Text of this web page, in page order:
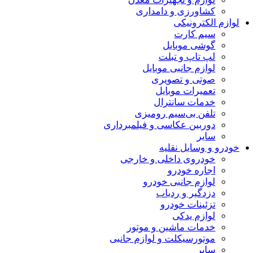
کشاورزی و دامداری
لوازم الکترونیکی
سیم کارت
گوشی موبایل
لپ تاپ و تبلت
لوازم جانبی موبایل
صوتی و تصویری
تعمیرات موبایل
خدمات سانترال
تلفن بی‌سیم رومیزی
دوربین عکاسی و فیلمبرداری
سایر
خودرو و وسایل نقلیه
خودروی داخلی و خارجی
اجاره خودرو
لوازم جانبی خودرو
دزدگیر و ردیاب
تزئینات خودرو
لوازم یدکی
خدمات ماشین و موتور
موتورسیکلت و لوازم جانبی
سایر